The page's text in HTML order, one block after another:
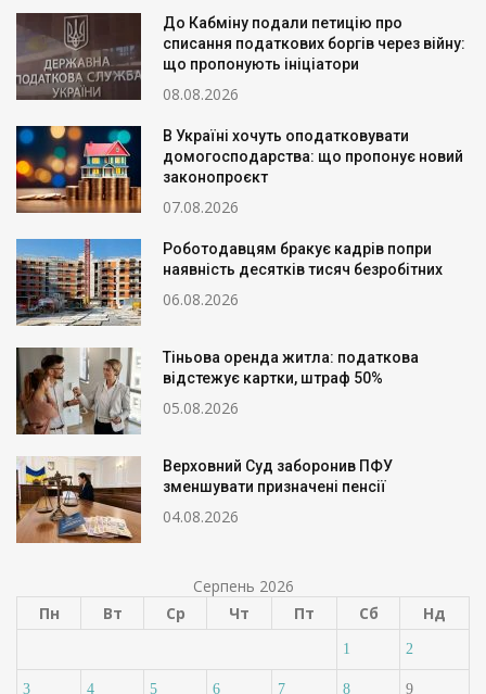
До Кабміну подали петицію про
списання податкових боргів через війну:
що пропонують ініціатори
08.08.2026
В Україні хочуть оподатковувати
домогосподарства: що пропонує новий
законопроєкт
07.08.2026
Роботодавцям бракує кадрів попри
наявність десятків тисяч безробітних
06.08.2026
Тіньова оренда житла: податкова
відстежує картки, штраф 50%
05.08.2026
Верховний Суд заборонив ПФУ
зменшувати призначені пенсії
04.08.2026
Серпень 2026
Пн
Вт Ср Чт Пт Сб Нд
1 2
3 4 5 6 7 8 9